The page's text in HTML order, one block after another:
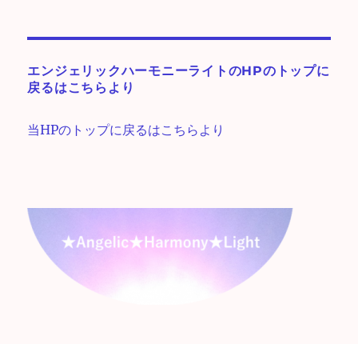
エンジェリックハーモニーライトのHPのトップに
戻るはこちらより
当HPのトップに戻るはこちらより